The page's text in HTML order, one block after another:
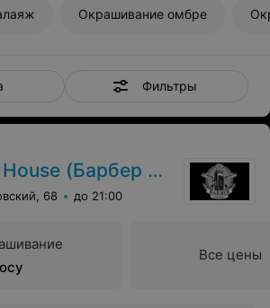
Окрашивание омбре
Фильтры
(Барбер Хаус)
68 до 21:00
Все цены